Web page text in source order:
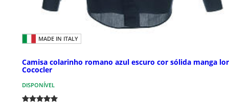
MADE IN ITALY
Camisa colarinho romano azul escuro cor sólida manga
Cococler
DISPONÍVEL